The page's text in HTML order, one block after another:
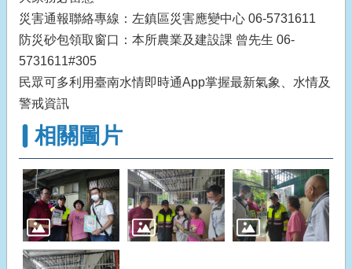
災害通報聯絡專線：左鎮區災害應變中心 06-5731611
防災砂包領取窗口：本所農業及建設課 曾先生 06-
5731611#305
民眾可多利用臺南水情即時通App掌握最新氣象、水情及
警戒資訊
相關圖片